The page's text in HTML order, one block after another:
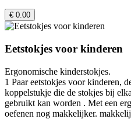
€ 0.00
Eetstokjes voor kinderen
Ergonomische kinderstokjes.
1 Paar eetstokjes voor kinderen,
koppelstukje die de stokjes bij
gebruikt kan worden . Met een
oefenen nog makkelijker.